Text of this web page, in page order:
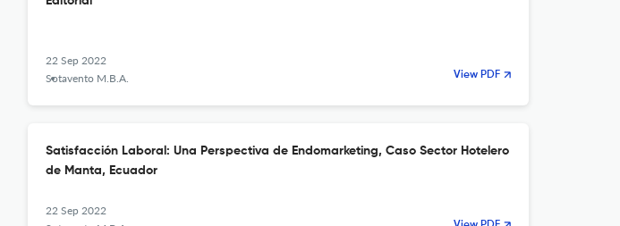
22 Sep 2022
Sotavento M.B.A.
View PDF
Satisfacción Laboral: Una Perspectiva de Endomarketing, Caso Sector Hotelero
de Manta, Ecuador
22 Sep 2022